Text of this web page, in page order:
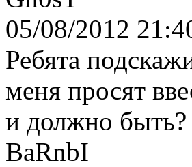
05/08/2012
Ребята
меня просят
и должно быть?
BaRnbI